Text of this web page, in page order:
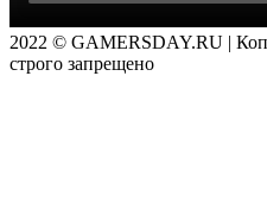
2022 © GAMERSDAY.RU |
строго запрещено